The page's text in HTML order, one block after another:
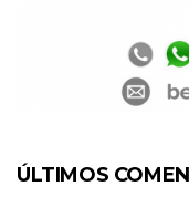
ÚLTIMOS